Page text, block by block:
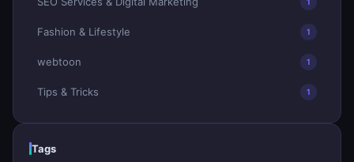
Fashion & Lifestyle 1
webtoon 1
Tips & Tricks 1
Tags